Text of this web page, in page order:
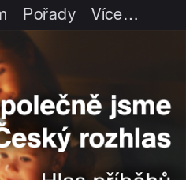
Pořady Více…